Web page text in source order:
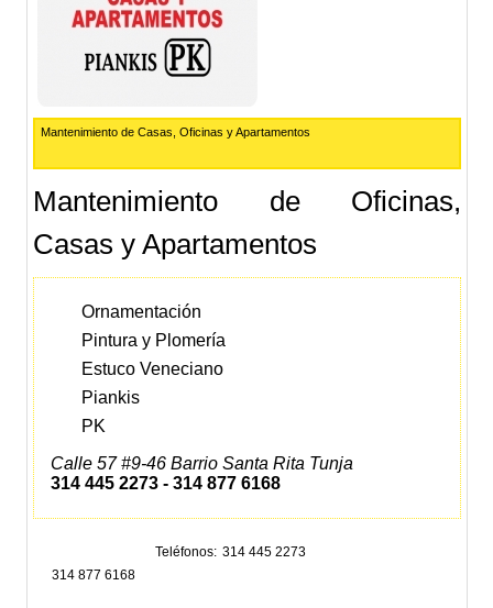
Mantenimiento de Casas, Oficinas y Apartamentos
Mantenimiento de Oficinas,
Casas y Apartamentos
Ornamentación
Pintura y Plomería
Estuco Veneciano
Piankis
PK
Calle 57 #9-46 Barrio Santa Rita Tunja
314 445 2273 -314 877 6168
Teléfonos
314 445 2273
314 877 6168